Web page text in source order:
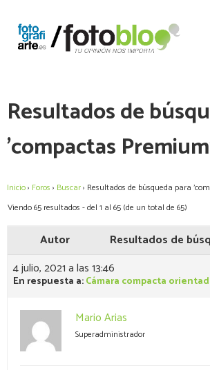
contentEl Blog de Fotografiarte
Blog de Fotografía y Vídeo con las últimas
de consulta para plantear dudas a Mario
de la fotografía.
Resultados de
'compactas
Inicio› Foros › Buscar› Resultados de búsqueda para
Viendo 65 resultados - del 1 al 65 (de un total de 65)
Autor
Resultados de
4 julio, 2021 a las 13:46
En respuesta a:Cámara compacta
Mario Arias
Superadministrador